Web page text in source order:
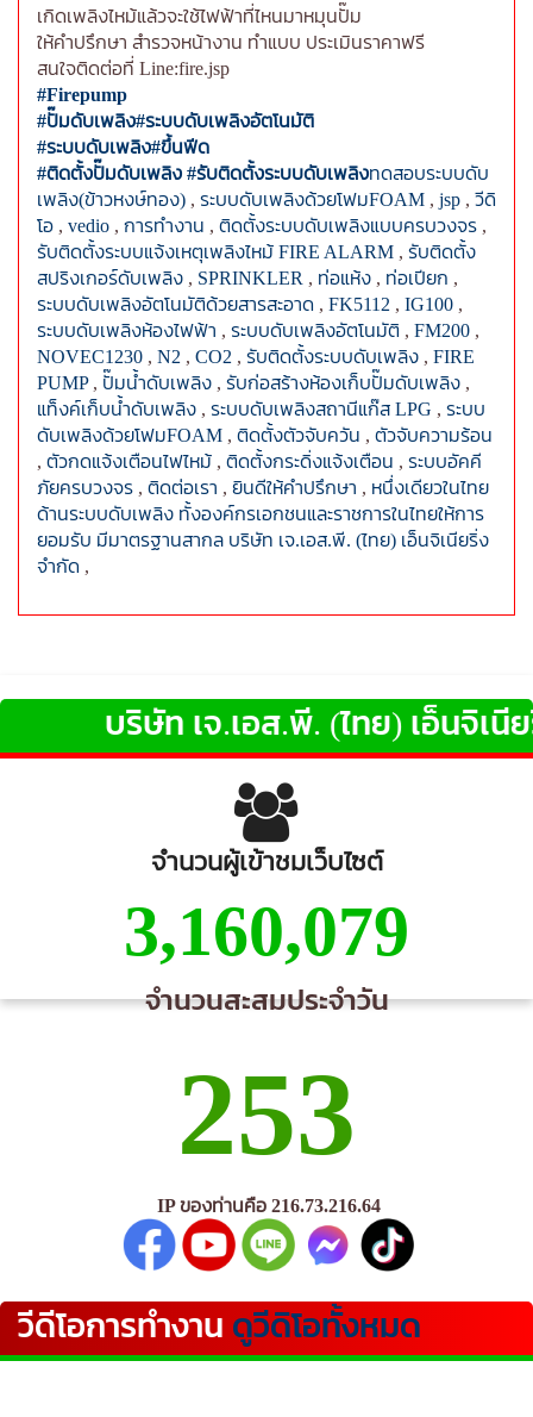
เกิดเพลิงไหม้แล้วจะใช้ไฟฟ้าที่ไหนมาหมุนปั๊ม
ให้คำปรึกษา สำรวจหน้างาน ทำแบบ ประเมินราคาฟรี
สนใจติดต่อที่ Line:fire.jsp
#Firepump
#ปั๊มดับเพลิง#ระบบดับเพลิงอัตโนมัติ
#ระบบดับเพลิง#ขึ้นฟีด
#ติดตั้งปั๊มดับเพลิง#รับติดตั้งระบบดับเพลิงทดสอบระบบดับ
เพลิง(ข้าวหงษ์ทอง) , ระบบดับเพลิงด้วยโฟมFOAM , jsp , วีดิ
โอ , vedio , การทำงาน , ติดตั้งระบบดับเพลิงแบบครบวงจร ,
รับติดตั้งระบบแจ้งเหตุเพลิงไหม้ FIRE ALARM , รับติดตั้ง
สปริงเกอร์ดับเพลิง , SPRINKLER , ท่อแห้ง , ท่อเปียก ,
ระบบดับเพลิงอัตโนมัติด้วยสารสะอาด , FK5112 , IG100 ,
ระบบดับเพลิงห้องไฟฟ้า , ระบบดับเพลิงอัตโนมัติ , FM200 ,
NOVEC1230 , N2 , CO2 , รับติดตั้งระบบดับเพลิง , FIRE
PUMP, ปั๊มน้ำดับเพลิง , รับก่อสร้างห้องเก็บปั๊มดับเพลิง ,
แท็งค์เก็บน้ำดับเพลิง , ระบบดับเพลิงสถานีแก๊ส LPG , ระบบ
ดับเพลิงด้วยโฟมFOAM , ติดตั้งตัวจับควัน , ตัวจับความร้อน
, ตัวกดแจ้งเตือนไฟไหม้ , ติดตั้งกระดิ่งแจ้งเตือน , ระบบอัคคี
ภัยครบวงจร , ติดต่อเรา , ยินดีให้คำปรึกษา , หนึ่งเดียวในไทย
ด้านระบบดับเพลิง ทั้งองค์กรเอกชนและราชการในไทยให้การ
ยอมรับ มีมาตรฐานสากล บริษัท เจ.เอส.พี. (ไทย) เอ็นจิเนียริ่ง
จำกัด ,
บริษัท เจ.เอส.พี. (ไทย) เอ็นจิเนีย
จำนวนผู้เข้าชมเว็บไซต์
3,160,079
จำนวนสะสมประจำวัน
253
IP ของท่านคือ 216.73.216.64
วีดีโอการทำงาน ดูวีดิโอทั้งหมด